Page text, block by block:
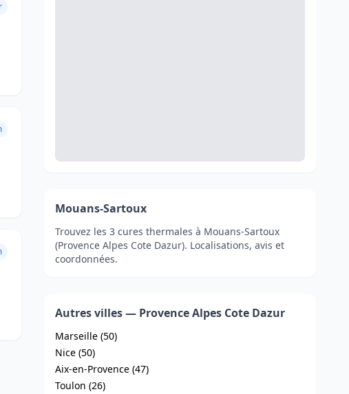
Mouans-Sartoux
Trouvez les 3 cures thermales à Mouans-Sartoux
(Provence Alpes Cote Dazur). Localisations, avis et
coordonnées.
Autres villes — Provence Alpes Cote Dazur
Marseille (50)
Nice (50)
Aix-en-Provence (47)
Toulon (26)